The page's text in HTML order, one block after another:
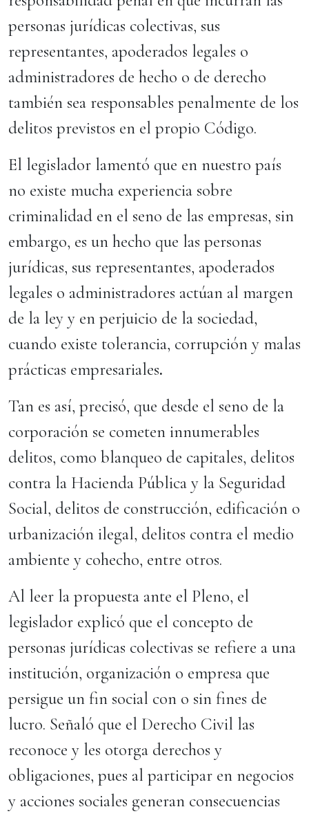
personas jurídicas colectivas, sus
representantes, apoderados legales o
administradores de hecho o de derecho
también sea responsables penalmente de los
delitos previstos en el propio Código.
El legislador lamentó que en nuestro país
no existe mucha experiencia sobre
criminalidad en el seno de las empresas, sin
embargo, es un hecho que las personas
jurídicas, sus representantes, apoderados
legales o administradores actúan al margen
de la ley y en perjuicio de la sociedad,
cuando existe tolerancia, corrupción y malas
prácticas empresariales.
Tan es así, precisó, que desde el seno de la
corporación se cometen innumerables
delitos, como blanqueo de capitales, delitos
contra la Hacienda Pública y la Seguridad
Social, delitos de construcción, edificación o
urbanización ilegal, delitos contra el medio
ambiente y cohecho, entre otros.
Al leer la propuesta ante el Pleno, el
legislador explicó que el concepto de
personas jurídicas colectivas se refiere a una
institución, organización o empresa que
persigue un fin social con o sin fines de
lucro. Señaló que el Derecho Civil las
reconoce y les otorga derechos y
obligaciones, pues al participar en negocios
y acciones sociales generan consecuencias